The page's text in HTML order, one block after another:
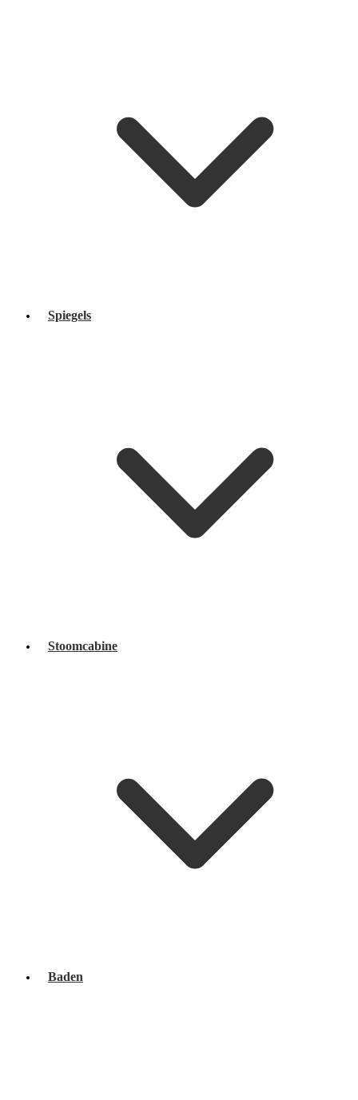
Spiegels
Stoomcabine
Baden